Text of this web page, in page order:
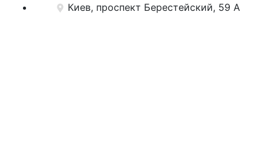
Киев, проспект Берестейский, 59 А